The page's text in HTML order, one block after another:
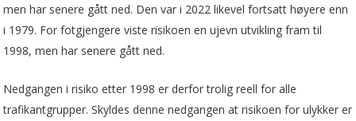
men har senere gått ned. Den var i 2022 likevel fortsatt høyere enn
i 1979. For fotgjengere viste risikoen en ujevn utvikling fram til
1998, men har senere gått ned.
Nedgangen i risiko etter 1998 er derfor trolig reell for alle
trafikantgrupper. Skyldes denne nedgangen at risikoen for ulykker er